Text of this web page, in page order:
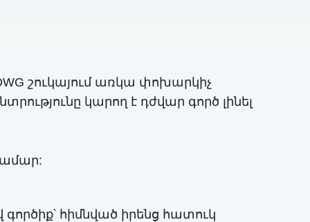
շուկայում առկա փոխարկիչ
կարող է դժվար գործ լինել
գործիք՝ հիմնված իրենց հատուկ